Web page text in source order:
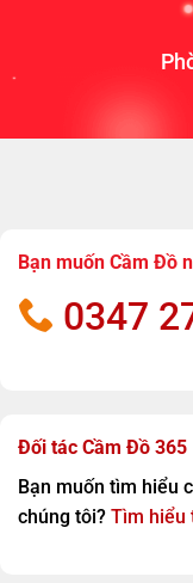
Bạn muốn Cầm Đồ
0347
Đối tác Cầm Đồ 365
Bạn muốn tìm hiểu
chúng tôi? Tìm hiểu